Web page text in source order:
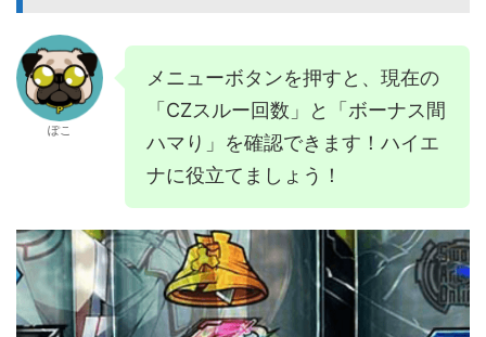
ぽこ
メニューボタンを押すと、現在の
「CZスルー回数」と「ボーナス間
ハマり」を確認できます！ハイエ
ナに役立てましょう！